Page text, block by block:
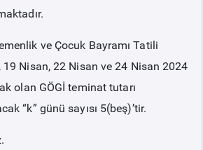
ve Çocuk Bayramı Tatili
Nisan, 22 Nisan ve 24 Nisan 2024
olan GÖGİ teminat tutarı
“k” günü sayısı 5(beş)’tir.